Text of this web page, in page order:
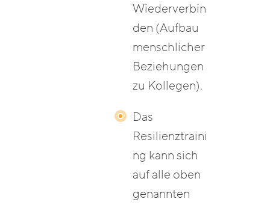
Wiederverbin
den (Aufbau
menschlicher
Beziehungen
zu Kollegen).
Das
Resilienztraini
ng kann sich
auf alle oben
genannten